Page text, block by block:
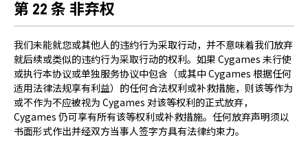
第 22 条 非弃权
我们未能就您或其他人的违约行为采取行动，并不意味着我们放弃
就后续或类似的违约行为采取行动的权利。如果 Cygames 未行使
或执行本协议或单独服务协议中包含（或其中 Cygames 根据任何
适用法律法规享有利益）的任何合法权利或补救措施，则该等作为
或不作为不应被视为 Cygames 对该等权利的正式放弃，
Cygames 仍可享有所有该等权利或补救措施。任何放弃声明须以
书面形式作出并经双方当事人签字方具有法律约束力。